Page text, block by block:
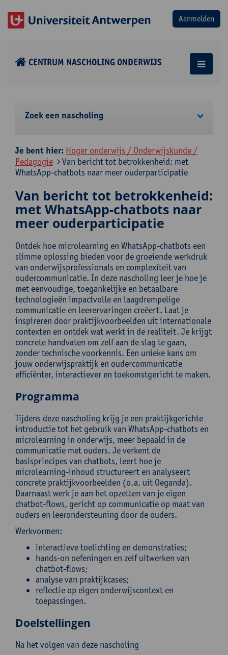
CENTRUM NASCHOLING ONDERWIJS
Zoek een nascholing
Je bent hier: Hoger onderwijs / Onderwijskunde /
Pedagogie
Van bericht tot betrokkenheid: met
WhatsApp-chatbots naar meer ouderparticipatie
Van bericht tot betrokkenheid:
met WhatsApp-chatbots naar
meer ouderparticipatie
Ontdek hoe microlearning en WhatsApp-chatbots een
slimme oplossing bieden voor de groeiende werkdruk
van onderwijsprofessionals en complexiteit van
oudercommunicatie. In deze nascholing leer je hoe je
met eenvoudige, toegankelijke en betaalbare
technologieën impactvolle en laagdrempelige
communicatie en leerervaringen creëert. Laat je
inspireren door praktijkvoorbeelden uit internationale
contexten en ontdek wat werkt in de realiteit. Je krijgt
concrete handvaten om zelf aan de slag te gaan,
zonder technische voorkennis. Een unieke kans om
jouw onderwijspraktijk en oudercommunicatie
efficiënter, interactiever en toekomstgericht te maken.
Programma
Tijdens deze nascholing krijg je een praktijkgerichte
introductie tot het gebruik van WhatsApp-chatbots en
microlearning in onderwijs, meer bepaald in de
communicatie met ouders. Je verkent de
basisprincipes van chatbots, leert hoe je
microlearning-inhoud structureert en analyseert
concrete praktijkvoorbeelden (o.a. uit Oeganda).
Daarnaast werk je aan het opzetten van je eigen
chatbot-flows, gericht op communicatie op maat van
ouders en leerondersteuning door de ouders.
Werkvormen:
interactieve toelichting en demonstraties;
hands-on oefeningen en zelf uitwerken van
chatbot-flows;
analyse van praktijkcases;
reflectie op eigen onderwijscontext en
toepassingen.
Doelstellingen
Na het volgen van deze nascholing